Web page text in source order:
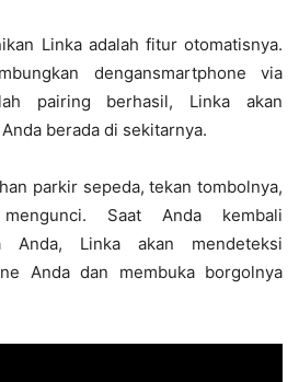
Linka adalah fitur otomatisnya.
dengansmartphone via
pairing berhasil, Linka akan
berada di sekitarnya.
parkir sepeda, tekan tombolnya,
Saat Anda kembali
Anda, Linka akan mendeteksi
Anda dan membuka borgolnya